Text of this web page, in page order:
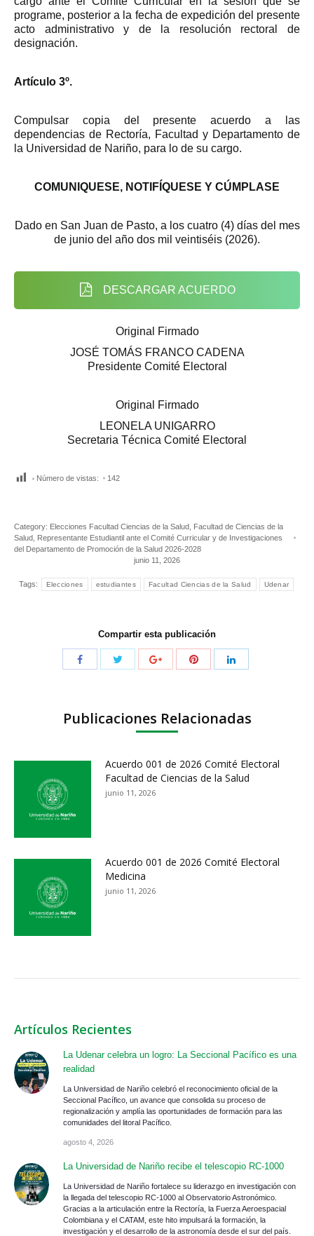
programe, posterior a la fecha de expedición del presente
acto administrativo y de la resolución rectoral de
designación.
Artículo 3º.
Compulsar copia del presente acuerdo a las
dependencias de Rectoría, Facultad y Departamento de
la Universidad de Nariño, para lo de su cargo.
COMUNIQUESE, NOTIFÍQUESE Y CÚMPLASE
Dado en San Juan de Pasto, a los cuatro (4) días del mes
de junio del año dos mil veintiséis (2026).
DESCARGAR ACUERDO
Original Firmado
JOSÉ TOMÁS FRANCO CADENA
Presidente Comité Electoral
Original Firmado
LEONELA UNIGARRO
Secretaria Técnica Comité Electoral
Número de vistas: 142
Category: Elecciones Facultad Ciencias de la Salud Facultad de Ciencias de la
Salud Representante Estudiantil ante el Comité Curricular y de Investigaciones
del Departamento de Promoción de la Salud 2026-2028
junio 11, 2026
Tags: Elecciones estudiantes Facultad Ciencias de la Salud Udenar
Compartir esta publicación
Publicaciones Relacionadas
Acuerdo 001 de 2026 Comité Electoral
Facultad de Ciencias de la Salud
junio 11, 2026
Acuerdo 001 de 2026 Comité Electoral
Medicina
junio 11, 2026
Artículos Recientes
La Udenar celebra un logro: La Seccional Pacífico es una
realidad
La Universidad de Nariño celebró el reconocimiento oficial de la
Seccional Pacífico, un avance que consolida su proceso de
regionalización y amplía las oportunidades de formación para las
comunidades del litoral Pacífico.
agosto 4, 2026
La Universidad de Nariño recibe el telescopio RC-1000
La Universidad de Nariño fortalece su liderazgo en investigación con
la llegada del telescopio RC-1000 al Observatorio Astronómico.
Gracias a la articulación entre la Rectoría, la Fuerza Aeroespacial
Colombiana y el CATAM, este hito impulsará la formación, la
investigación y el desarrollo de la astronomía desde el sur del país.